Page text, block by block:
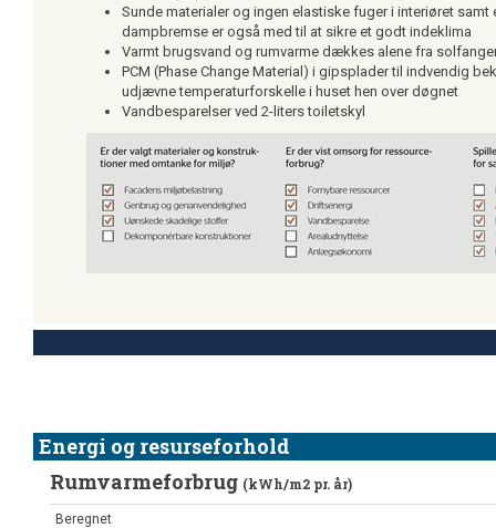
Sunde materialer og ingen elastiske fuger i interiøret
dampbremse er også med til at sikre et godt indeklima
Varmt brugsvand og rumvarme dækkes alene fra
PCM (Phase Change Material) i gipsplader til indvendig
udjævne temperaturforskelle i huset hen over døgnet
Vandbesparelser ved 2-liters toiletskyl
Energi og resurseforhold
Rumvarmeforbrug (kWh/m2 pr. år)
Beregnet